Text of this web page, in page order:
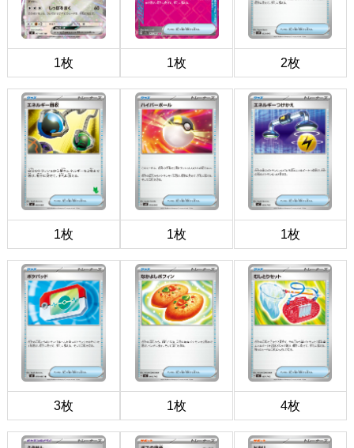
1枚 1枚 2枚
1枚 1枚 1枚
3枚 1枚 4枚